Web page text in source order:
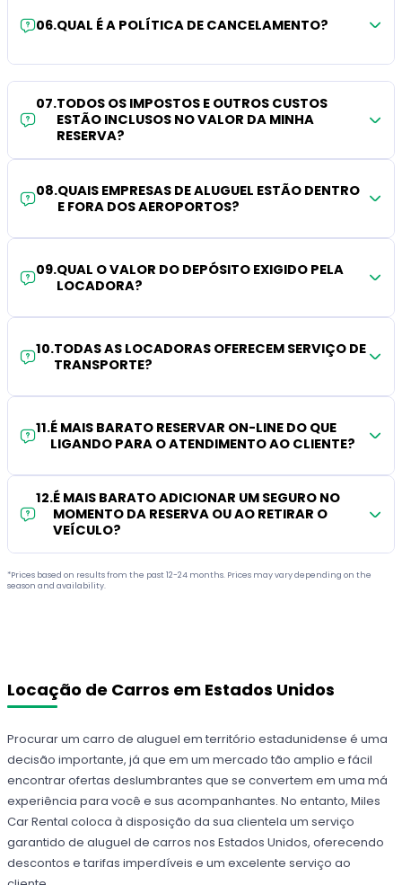
06.QUAL É A POLÍTICA DE CANCELAMENTO?
07.TODOS OS IMPOSTOS E OUTROS CUSTOS
ESTÃO INCLUSOS NO VALOR DA MINHA
RESERVA?
08.QUAIS EMPRESAS DE ALUGUEL ESTÃO DENTRO
E FORA DOS AEROPORTOS?
09.QUAL O VALOR DO DEPÓSITO EXIGIDO PELA
LOCADORA?
10.TODAS AS LOCADORAS OFERECEM SERVIÇO DE
TRANSPORTE?
11.É MAIS BARATO RESERVAR ON-LINE DO QUE
LIGANDO PARA O ATENDIMENTO AO CLIENTE?
12.É MAIS BARATO ADICIONAR UM SEGURO NO
MOMENTO DA RESERVA OU AO RETIRAR O
VEÍCULO?
*Prices based on results from the past 12-24 months. Prices may vary depending on the
season and availability.
Locação de Carros em Estados Unidos
Procurar um carro de aluguel em território estadunidense é uma
decisão importante, já que em um mercado tão amplio e fácil
encontrar ofertas deslumbrantes que se convertem em uma má
experiência para você e sus acompanhantes. No entanto, Miles
Car Rental coloca à disposição da sua clientela um serviço
garantido de aluguel de carros nos Estados Unidos, oferecendo
descontos e tarifas imperdíveis e um excelente serviço ao